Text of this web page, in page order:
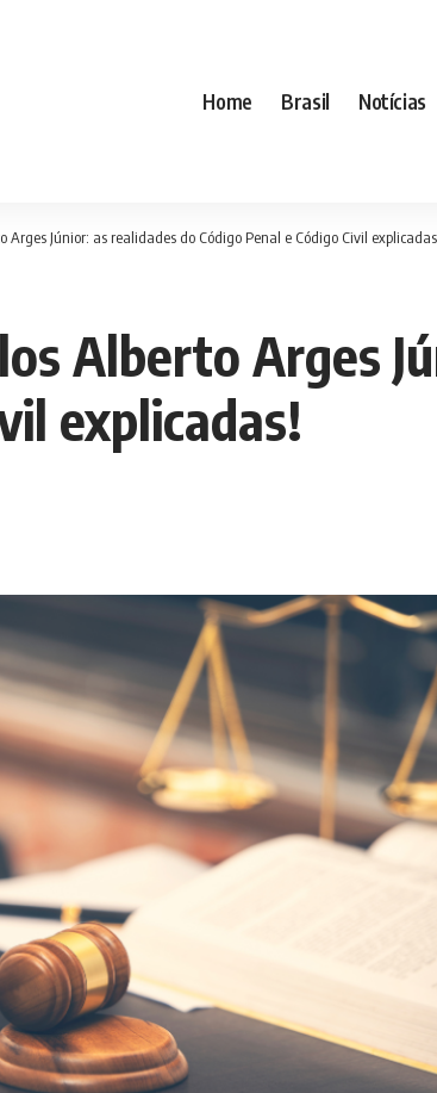
Home Brasil Notícias
Arges Júnior: as realidades do Código Penal e Código Civil
Alberto Arges
explicadas!